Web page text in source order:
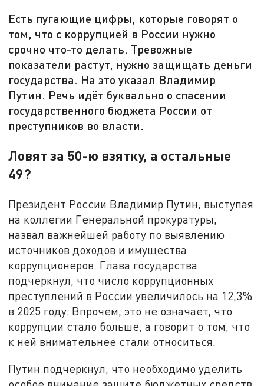
Есть пугающие цифры, которые говорят о
том, что с коррупцией в России нужно
срочно что-то делать. Тревожные
показатели растут, нужно защищать деньги
государства. На это указал Владимир
Путин. Речь идёт буквально о спасении
государственного бюджета России от
преступников во власти.
Ловят за 50-ю взятку, а остальные
49?
Президент России Владимир Путин, выступая
на коллегии Генеральной прокуратуры,
назвал важнейшей работу по выявлению
источников доходов и имущества
коррупционеров. Глава государства
подчеркнул, что число коррупционных
преступлений в России увеличилось на 12,3%
в 2025 году. Впрочем, это не означает, что
коррупции стало больше, а говорит о том, что
к ней внимательнее стали относиться.
Путин подчеркнул, что необходимо уделить